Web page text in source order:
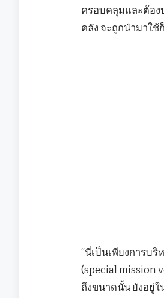
ครอบคลุมและต้อง
คลัง จะถูกนำมาใ
“นี่เป็นเพียงการบ
(special mission
ถึงขนาดนั้น ยังอยู่